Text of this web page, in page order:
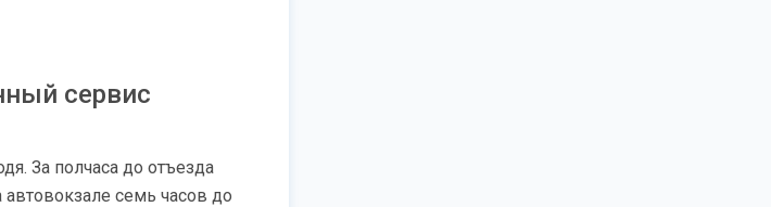
сервис
За полчаса до отъезда
семь часов до